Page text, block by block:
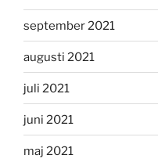
september 2021
augusti 2021
juli 2021
juni 2021
maj 2021